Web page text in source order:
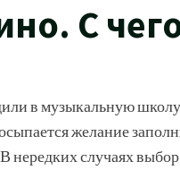
С
в музыкальную
желание
нередких случаях